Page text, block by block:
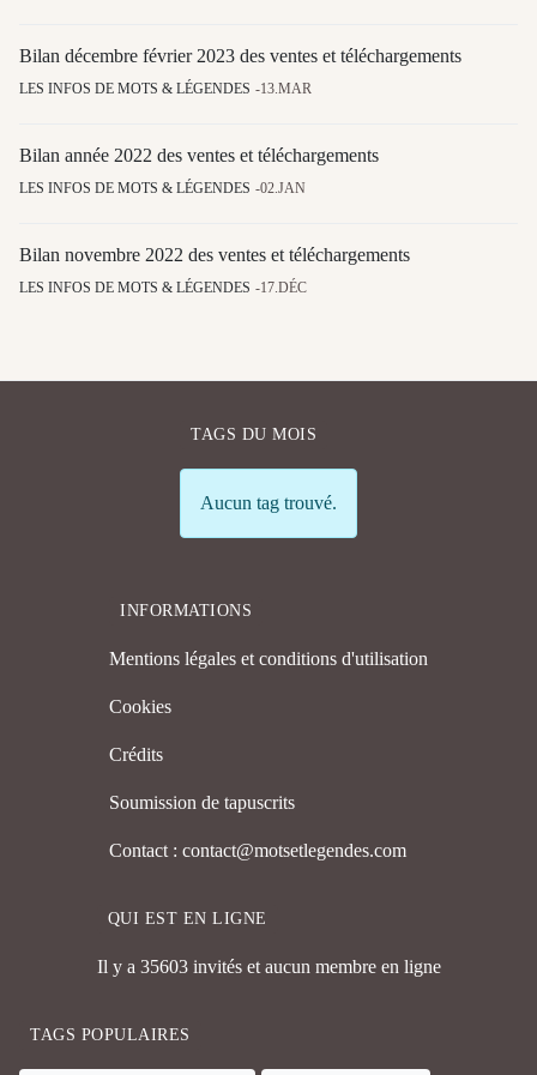
Bilan décembre février 2023 des ventes et téléchargements
LES INFOS DE MOTS & LÉGENDES 13.MAR
Bilan année 2022 des ventes et téléchargements
LES INFOS DE MOTS & LÉGENDES 02.JAN
Bilan novembre 2022 des ventes et téléchargements
LES INFOS DE MOTS & LÉGENDES 17.DÉC
TAGS DU MOIS
Info
Aucun tag trouvé.
INFORMATIONS
Mentions légales et conditions d'utilisation
Cookies
Crédits
Soumission de tapuscrits
Contact : contact@motsetlegendes.com
QUI EST EN LIGNE
Il y a 35603 invités et aucun membre en ligne
TAGS POPULAIRES